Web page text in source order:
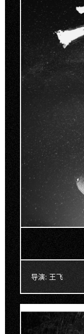
导演: 王飞